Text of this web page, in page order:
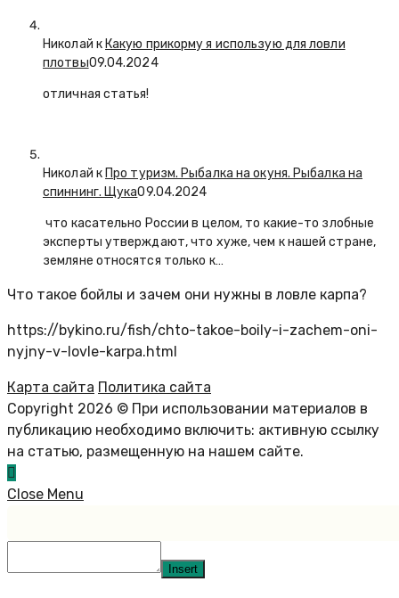
Николай к Какую прикорму я использую для ловли
плотвы09.04.2024
отличная статья!
Николай к Про туризм. Рыбалка на окуня. Рыбалка на
спиннинг. Щука09.04.2024
что касательно России в целом, то какие-то злобные
эксперты утверждают, что хуже, чем к нашей стране,
земляне относятся только к…
Что такое бойлы и зачем они нужны в ловле карпа?
https://bykino.ru/fish/chto-takoe-boily-i-zachem-oni-
nyjny-v-lovle-karpa.html
Карта сайта Политика сайта
Copyright 2026 © При использовании материалов в
публикацию необходимо включить: активную ссылку
на статью, размещенную на нашем сайте.
Close Menu
Insert